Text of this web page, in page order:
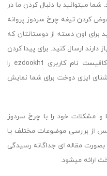
میتوانید با دنبال کردن ما در
کردن تیغه چرخ سردوز پروانه
برای اون دسته از دوستانتان که
ارسال کنید. برای پیدا کردن
کافیست نام کاربری ezdookht را
ایزی دوخت برای شما نمایش
و مشکلات خود را با چرخ سردوز
پس از بررسی موضوعات مختلف یا
مقاله ای جداگانه رسیدگی
ارائه میشود.